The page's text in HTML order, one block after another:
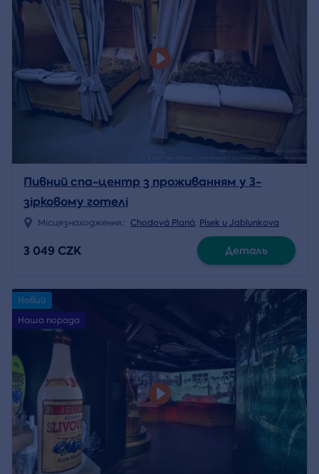
Пивний спа-центр з проживанням у 3-
зірковому готелі
Місцезнаходження: Chodová Planá, Písek u Jablunkova
3 049 CZK Деталь
Новий
Наша порада